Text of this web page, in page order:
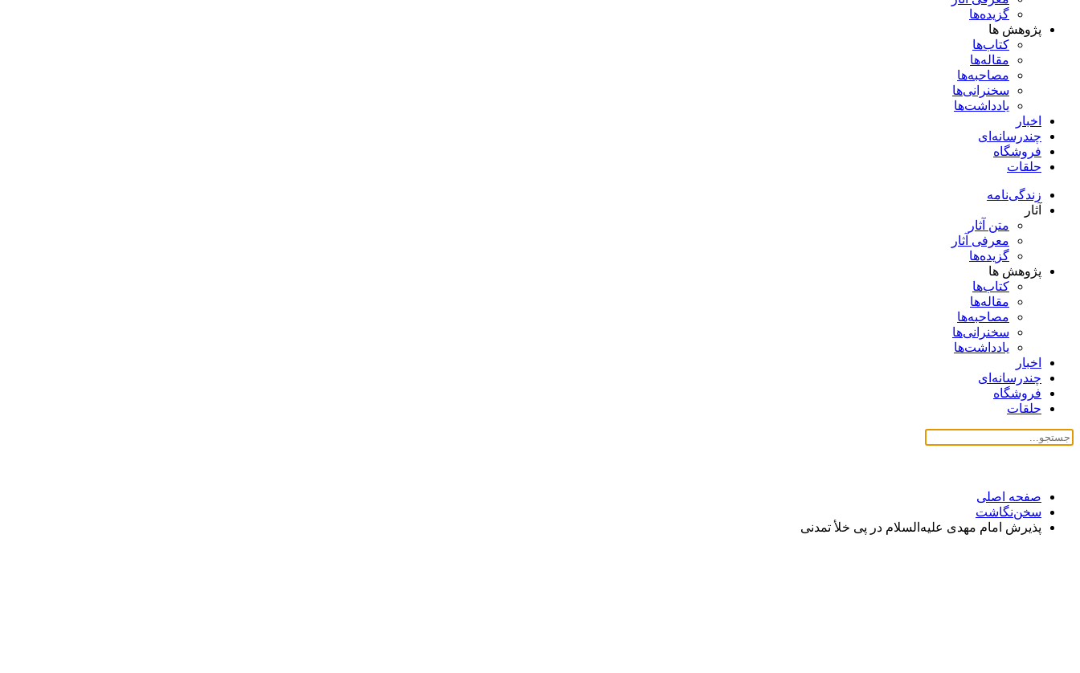
گزیده‌ها
پژوهش ها
کتاب‌ها
مقاله‌ها
مصاحبه‌ها
سخنرانی‌ها
یادداشت‌ها
اخبار
چندرسانه‌ای
فروشگاه
حلقات
زندگی‌نامه
آثار
متن آثار
معرفی آثار
گزیده‌ها
پژوهش ها
کتاب‌ها
مقاله‌ها
مصاحبه‌ها
سخنرانی‌ها
یادداشت‌ها
اخبار
چندرسانه‌ای
فروشگاه
حلقات
صفحه اصلی
سخن‌نگاشت
پذیرش امام مهدی علیه‌السلام در پی خلأ تمدنی